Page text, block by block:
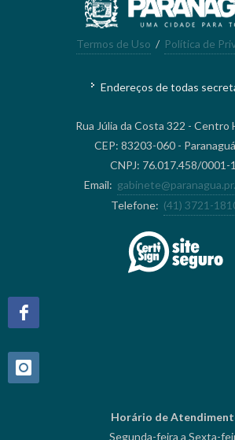
Termos de Uso / Política de
Endereços de todas
Rua Júlia da Costa 322 - Centro
CEP: 83203-060 -
CNPJ: 76.017.458/0001-
Email:
Telefone: (41) 3721-
Horário de
Segunda-feira a Sexta-